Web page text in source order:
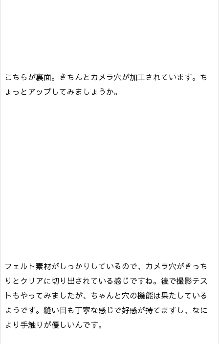
こちらが裏面。きちんとカメラ穴が加工されています。ち
ょっとアップしてみましょうか。
フェルト素材がしっかりしているので、カメラ穴がきっち
りとクリアに切り出されている感じですね。後で撮影テス
トもやってみましたが、ちゃんと穴の機能は果たしている
ようです。縫い目も丁寧な感じで好感が持てますし、なに
より手触りが優しいんです。